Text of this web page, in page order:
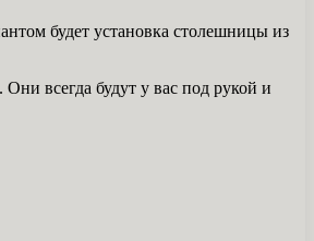
будет установка столешницы из
всегда будут у вас под рукой и